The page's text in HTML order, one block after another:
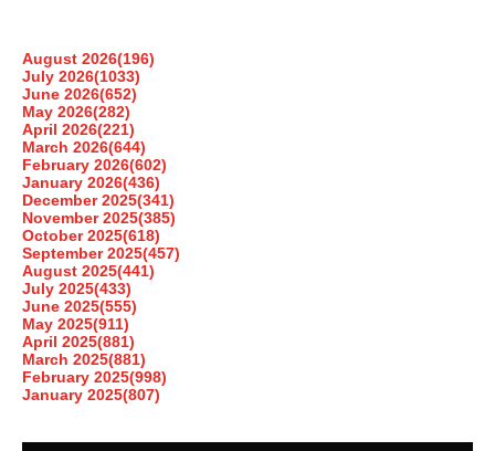
August 2026(196)
July 2026(1033)
June 2026(652)
May 2026(282)
April 2026(221)
March 2026(644)
February 2026(602)
January 2026(436)
December 2025(341)
November 2025(385)
October 2025(618)
September 2025(457)
August 2025(441)
July 2025(433)
June 2025(555)
May 2025(911)
April 2025(881)
March 2025(881)
February 2025(998)
January 2025(807)